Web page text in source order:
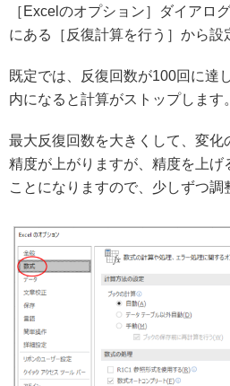
［Excelのオプション］ダイアロ
にある［反復計算を行う］から設
既定では、反復回数が100回に達
内になると計算がストップします。
最大反復回数を大きくして、変化
精度が上がりますが、精度を上げ
ことになりますので、少しずつ調